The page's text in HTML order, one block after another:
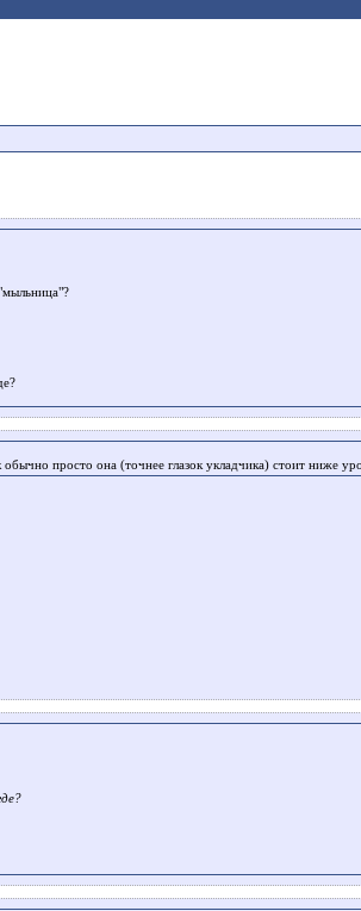
просто она (точнее глазок укладчика) стоит ниже